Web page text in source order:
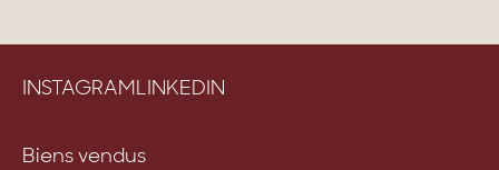
INSTAGRAMLINKEDIN
Biens vendus